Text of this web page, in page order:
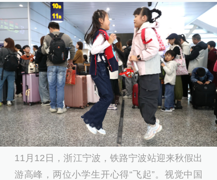
11月12日，浙江宁波，铁路宁波站迎来秋假出
游高峰，两位小学生开心得“飞起”。视觉中国